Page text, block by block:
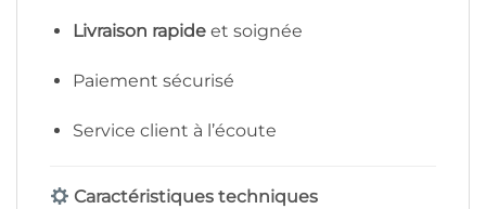
Livraison rapideet soignée
Paiement sécurisé
Service client à l’écoute
Caractéristiques techniques